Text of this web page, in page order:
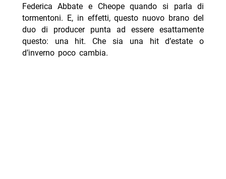
Federica Abbate e Cheope quando si parla di
tormentoni. E, in effetti, questo nuovo brano del
duo di producer punta ad essere esattamente
questo: una hit. Che sia una hit d’estate o
d’inverno poco cambia.